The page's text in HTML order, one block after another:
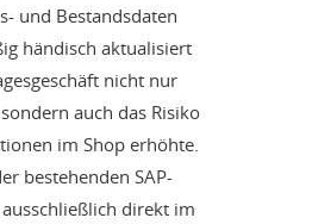
und Bestandsdaten
händisch aktualisiert
nicht nur
auch das Risiko
im Shop erhöhte.
bestehenden SAP-
direkt im